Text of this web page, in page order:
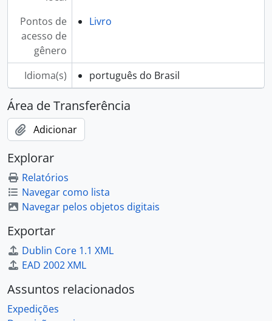
Pontos de
acesso de
gênero
Livro
Idioma(s) português do Brasil
Área de Transferência
Adicionar
Explorar
Relatórios
Navegar como lista
Navegar pelos objetos digitais
Exportar
Dublin Core 1.1 XML
EAD 2002 XML
Assuntos relacionados
Expedições